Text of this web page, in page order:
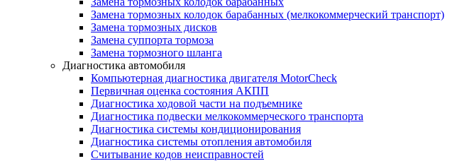
Замена тормозных колодок барабанных (мелкокоммерческий транспорт)
Замена тормозных дисков
Замена суппорта тормоза
Замена тормозного шланга
Диагностика автомобиля
Компьютерная диагностика двигателя MotorCheсk
Первичная оценка состояния АКПП
Диагностика ходовой части на подъемнике
Диагностика подвески мелкокоммерческого транспорта
Диагностика системы кондиционирования
Диагностика системы отопления автомобиля
Считывание кодов неисправностей